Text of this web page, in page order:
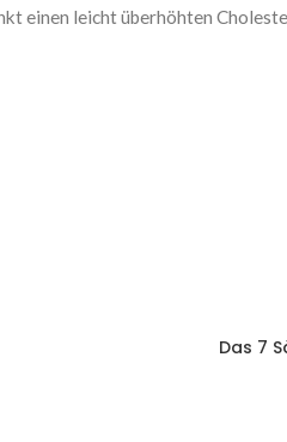
einen leicht überhöhten
Das 7